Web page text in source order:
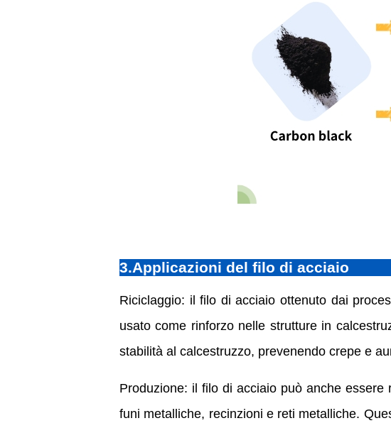
3.Applicazioni del filo di acciaio
Riciclaggio: il filo di acciaio ottenuto dai
usato come rinforzo nelle strutture in
stabilità al calcestruzzo, prevenendo crepe e
Produzione: il filo di acciaio può anche
funi metalliche, recinzioni e reti metalliche.